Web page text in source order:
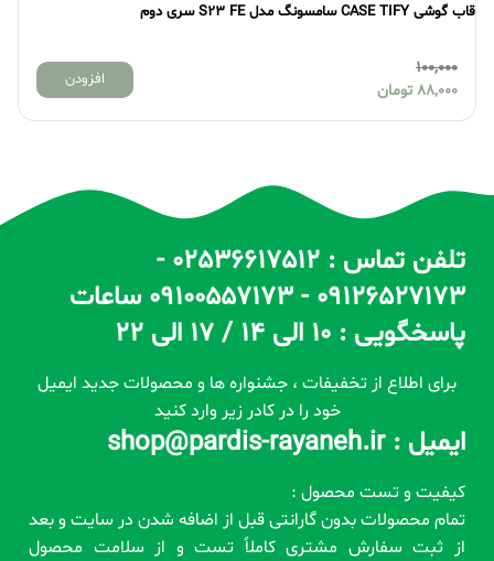
قاب گوشی CASE TIFY سامسونگ مدل S23 FE سری دوم
100,000
88,000 تومان
افزودن
تلفن تماس : 02536617512 -
09126527173 - 09100557173 ساعات
پاسخگویی : 10 الی 14 / 17 الی 22
برای اطلاع از تخفیفات ، جشنواره ها و محصولات جدید ایمیل
خود را در کادر زیر وارد کنید
ایمیل : shop@pardis-rayaneh.ir
کیفیت و تست محصول :
تمام محصولات بدون گارانتی قبل از اضافه شدن در سایت و بعد
از ثبت سفارش مشتری کاملاً تست و از سلامت محصول